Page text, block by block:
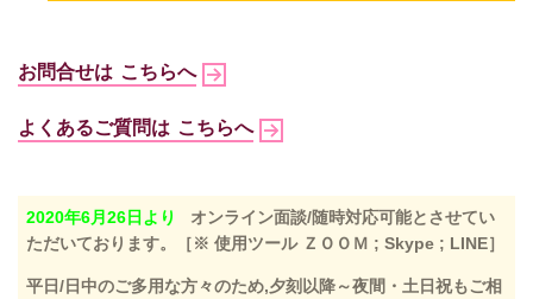
お問合せは こちらへ
よくあるご質問は こちらへ
2020年6月26日より
オンライン面談/随時対応可能とさせてい
ただいております。［※ 使用ツール ＺＯＯＭ ; Skype ; LINE］
平日/日中のご多用な方々のため,夕刻以降～夜間・土日祝もご相